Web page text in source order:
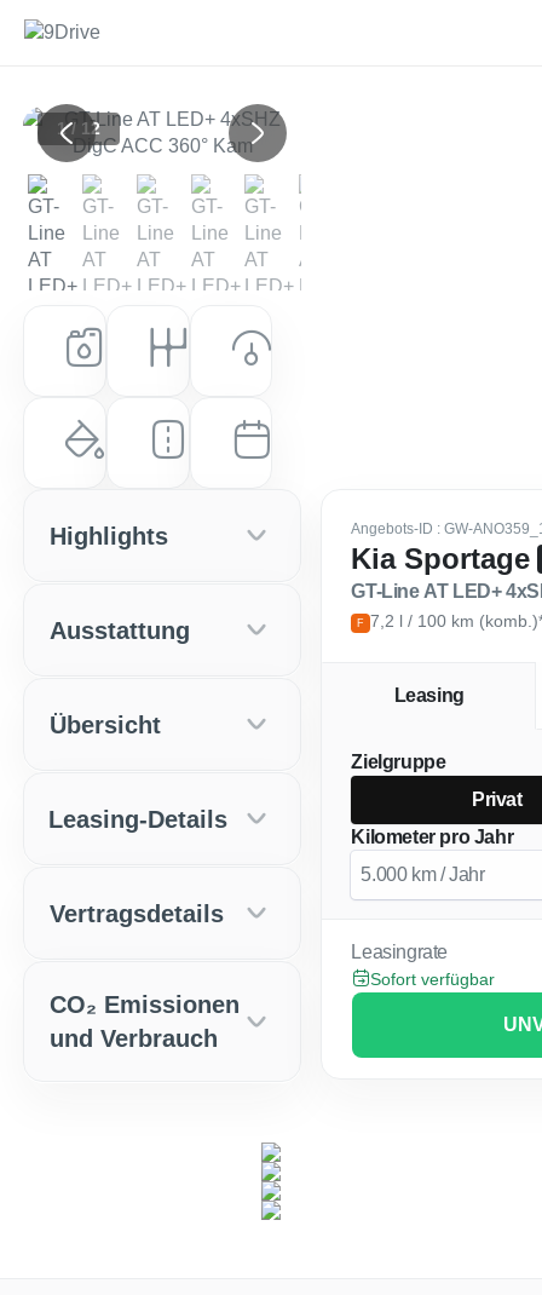
Previous Next
1 / 12
Kraftstoff
Benzin Automatik
Leistung (PS)
150 PS (110 kW)
Farbe
Experience Green Metallic
Laufleistung
10 km
Erstzulassung
EZ: März 2026
Angebots-ID : GW-
Kia Sportage
GT-Line AT LED+
F 7,2 l / 100 km
Leasing
Zielgruppe
Privat
Kilometer pro Jahr
Leasingrate
Sofort verfügbar
Highlights
Ausstattung
Übersicht
Leasing-Details
Vertragsdetails
CO₂ Emissionen
und Verbrauch